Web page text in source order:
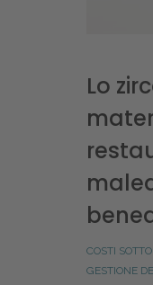
Lo
COSTI
GESTIONE